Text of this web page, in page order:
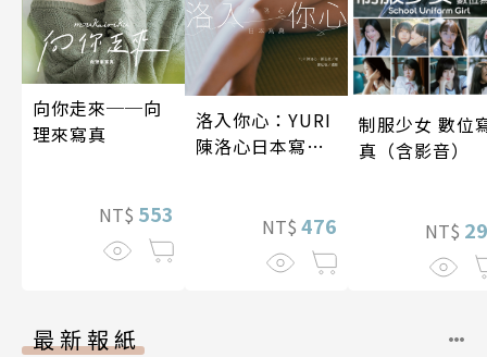
向你走來──向
理來寫真
NT$ 553
洛入你心：YURI
陳洛心日本寫真
NT$ 476
制服少女 數位
真（含影音）
NT$
最新報紙